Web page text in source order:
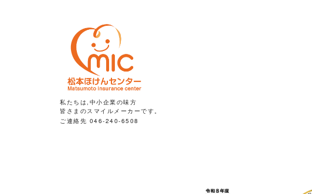
私たちは,中小企業の味方
皆さまのスマイルメーカーです。
ご連絡先 046-240-6508